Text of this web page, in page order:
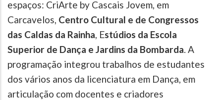
espaços: CriArte by Cascais Jovem, em
Carcavelos, Centro Cultural e de Congressos
das Caldas da Rainha, Estúdios da Escola
Superior de Dança e Jardins da Bombarda. A
programação integrou trabalhos de estudantes
dos vários anos da licenciatura em Dança, em
articulação com docentes e criadores